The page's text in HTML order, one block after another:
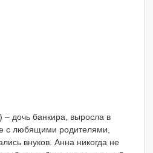
дочь банкира, выросла в
с любящими родителями,
внуков. Анна никогда не